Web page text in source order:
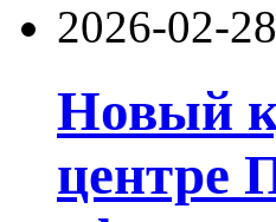
2026-02-28
Новый
центре